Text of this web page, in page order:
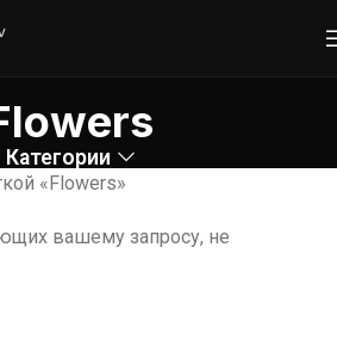
Категории
«Flowers»
вашему запросу, не